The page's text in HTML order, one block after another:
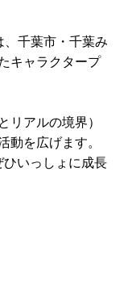
、千葉市・千葉み
キャラクタープ
リアルの境界）
動を広げます。
ひいっしょに成長